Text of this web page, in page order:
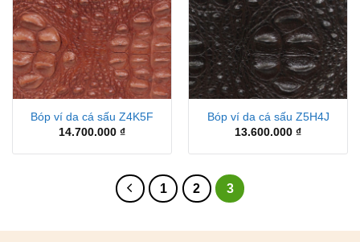
Bóp ví da cá sấu Z4K5F
14.700.000 ₫
Bóp ví da cá sấu Z5H4J
13.600.000 ₫
1 2 3